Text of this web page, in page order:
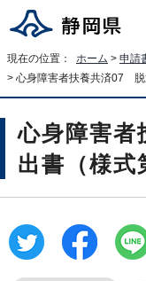
現在の位置： ホーム > 申請
> 心身障害者扶養共済07 脱
心身障害
出書（様式